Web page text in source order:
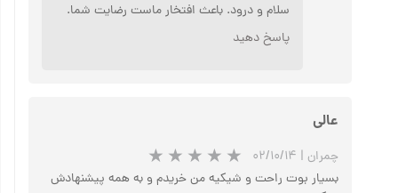
★
عالی
چمران | ۰۲/۱۰/۱۴
بسیار بوت راحت و شیکیه من خریدم و به همه پیشنهادش
سلام و درود. باعث افتخار ماست رضایت شما.
پاسخ دهید